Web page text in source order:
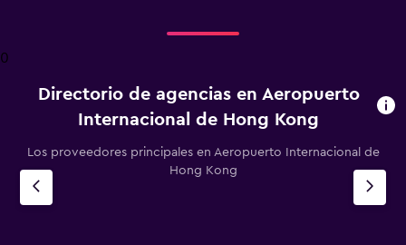
renta.
categories.
The
chart
has
0
Directorio de agencias en Aeropuerto
Internacional de Hong Kong
Los proveedores principales en Aeropuerto Internacional de
Hong Kong